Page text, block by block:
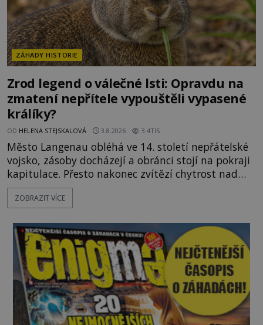
ZÁHADY HISTORIE
Zrod legend o válečné lsti: Opravdu na
zmatení nepřítele vypouštěli vypasené
králíky?
OD HELENA STEJSKALOVÁ 3.8.2026 3.4TIS
Město Langenau obléhá ve 14. století nepřátelské
vojsko, zásoby docházejí a obránci stojí na pokraji
kapitulace. Přesto nakonec zvítězí chytrost nad
hrubou silou. Podle staré německé legendy vypustí
obyvatelé za hradby dobře živeného králíka, aby
dost. Čas pracuje pro obléhatele. Ve městě ubývají
zásoby a každý den znamená další porci strádá
ZOBRAZIT VÍCE